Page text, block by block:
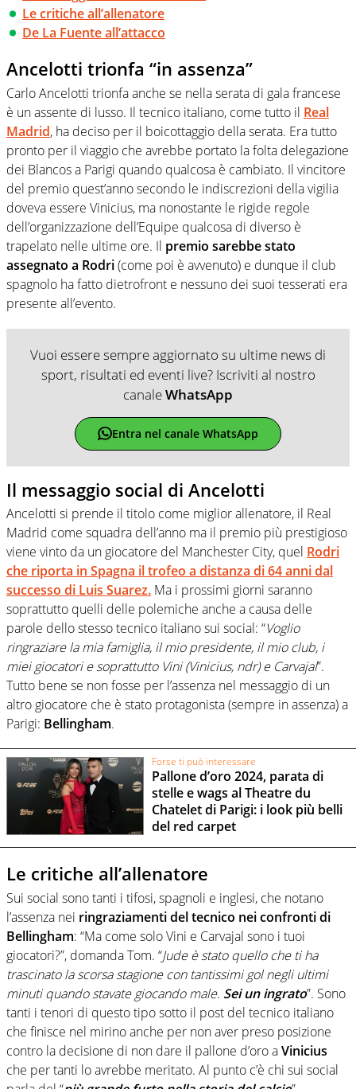
Le critiche all’allenatore
De La Fuente all’attacco
Ancelotti trionfa “in assenza”
Carlo Ancelotti trionfa anche se nella serata di gala francese
è un assente di lusso. Il tecnico italiano, come tutto il Real
Madrid, ha deciso per il boicottaggio della serata. Era tutto
pronto per il viaggio che avrebbe portato la folta delegazione
dei Blancos a Parigi quando qualcosa è cambiato. Il vincitore
del premio quest’anno secondo le indiscrezioni della vigilia
doveva essere Vinicius, ma nonostante le rigide regole
dell’organizzazione dell’Equipe qualcosa di diverso è
trapelato nelle ultime ore. Il premio sarebbe stato
assegnato a Rodri(come poi è avvenuto) e dunque il club
spagnolo ha fatto dietrofront e nessuno dei suoi tesserati era
presente all’evento.
Vuoi essere sempre aggiornato su ultime news di
sport, risultati ed eventi live? Iscriviti al nostro
canaleWhatsApp
Entra nel canale WhatsApp
Il messaggio social di Ancelotti
Ancelotti si prende il titolo come miglior allenatore, il Real
Madrid come squadra dell’anno ma il premio più prestigioso
viene vinto da un giocatore del Manchester City, quel Rodri
che riporta in Spagna il trofeo a distanza di 64 anni dal
successo di Luis Suarez. Ma i prossimi giorni saranno
soprattutto quelli delle polemiche anche a causa delle
parole dello stesso tecnico italiano sui social: “Voglio
ringraziare la mia famiglia, il mio presidente, il mio club, i
miei giocatori e soprattutto Vini (Vinicius, ndr) e Carvajal”.
Tutto bene se non fosse per l’assenza nel messaggio di un
altro giocatore che è stato protagonista (sempre in assenza) a
Parigi: Bellingham.
Forse ti può interessare
Pallone d’oro 2024, parata di
stelle e wags al Theatre du
Chatelet di Parigi: i look più belli
del red carpet
Le critiche all’allenatore
Sui social sono tanti i tifosi, spagnoli e inglesi, che notano
l’assenza nei ringraziamenti del tecnico nei confronti di
Bellingham: “Ma come solo Vini e Carvajal sono i tuoi
giocatori?”, domanda Tom. “Jude è stato quello che ti ha
trascinato la scorsa stagione con tantissimi gol negli ultimi
minuti quando stavate giocando male. Sei un ingrato”. Sono
tanti i tenori di questo tipo sotto il post del tecnico italiano
che finisce nel mirino anche per non aver preso posizione
contro la decisione di non dare il pallone d’oro aVinicius
che per tanti lo avrebbe meritato. Al punto c’è chi sui social